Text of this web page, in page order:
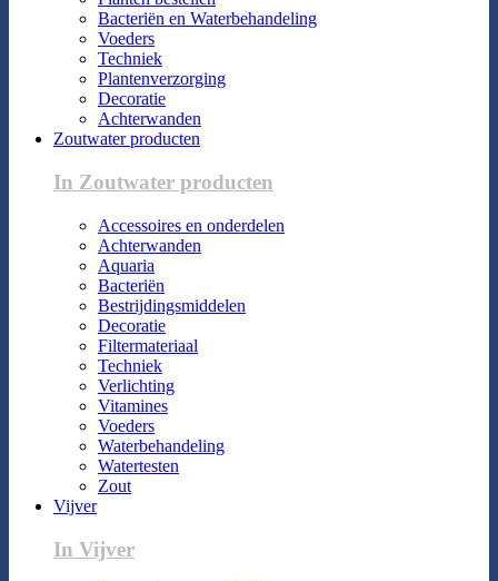
Bacteriën en Waterbehandeling
Voeders
Techniek
Plantenverzorging
Decoratie
Achterwanden
Zoutwater producten
In Zoutwater producten
Accessoires en onderdelen
Achterwanden
Aquaria
Bacteriën
Bestrijdingsmiddelen
Decoratie
Filtermateriaal
Techniek
Verlichting
Vitamines
Voeders
Waterbehandeling
Watertesten
Zout
Vijver
In Vijver